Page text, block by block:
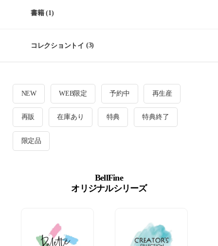
書籍(1)
コレクショントイ (3)
NEW WEB限定 予約中 再生産
再販 在庫あり 特典 特典終了
限定品
BellFine
オリジナルシリーズ